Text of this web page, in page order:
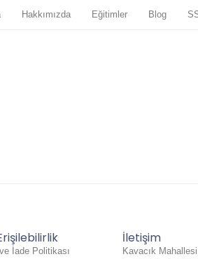
Hakkımızda Eğitimler Blog
İade Politikası
İletişim
Kavacık